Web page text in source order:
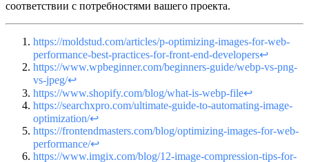
соответствии с потребностями вашего проекта.
https://moldstud.com/articles/p-optimizing-images-for-web-
performance-best-practices-for-front-end-developers↩
https://www.wpbeginner.com/beginners-guide/webp-vs-png-
vs-jpeg/↩
https://www.shopify.com/blog/what-is-webp-file↩
https://searchxpro.com/ultimate-guide-to-automating-image-
optimization/↩
https://frontendmasters.com/blog/optimizing-images-for-web-
performance/↩
https://www.imgix.com/blog/12-image-compression-tips-for-